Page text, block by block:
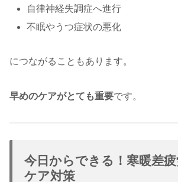
自律神経失調症へ進行
不眠やうつ症状の悪化
につながることもあります。
早めのケアがとても重要です。
今日からできる！寒暖差
ケア対策